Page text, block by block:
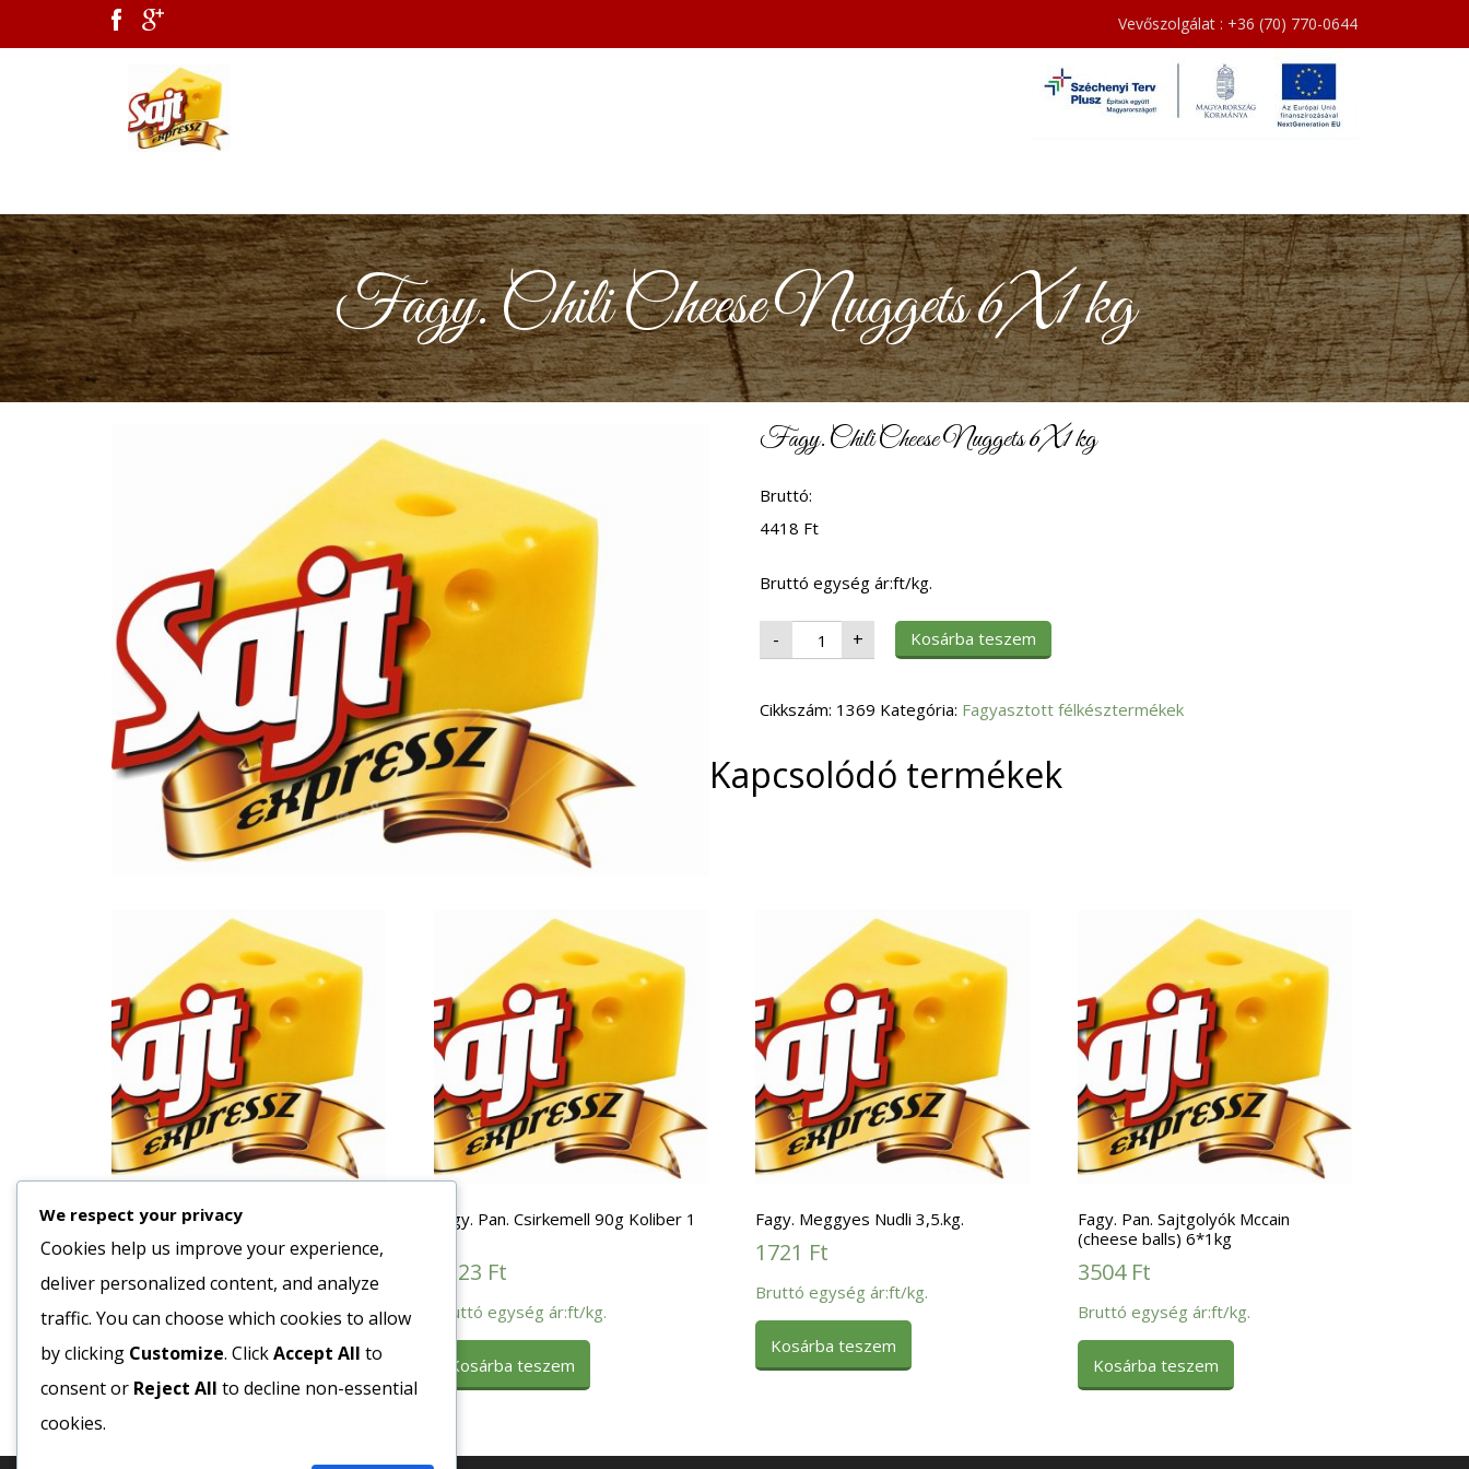
Vevőszolgálat : +36 (70) 770-0644
Fagy. Chili Cheese Nuggets 6X1 kg
Fagy. Chili Cheese Nuggets 6X1 kg
Bruttó:
4418 Ft
Bruttó egység ár:ft/kg.
- Fagy.
Chili
Cheese
kg
+ Kosárba teszem
Cikkszám: 1369 Kategória: Fagyasztott félkésztermékek
Kapcsolódó termékek
Fagy. Pan. Brokkoli 10x450gr.
1507Ft
Bruttó egység ár:ft/db.
Kosárba teszem
Fagy. Pan. Csirkemell 90g Koliber 1
3123 Ft
Bruttó egység ár:ft/kg.
Kosárba teszem
Fagy. Meggyes Nudli 3,5.kg.
1721 Ft
Bruttó egység ár:ft/kg.
Kosárba teszem
Fagy. Pan. Sajtgolyók Mccain
(cheese balls) 6*1kg
3504 Ft
Bruttó egység ár:ft/kg.
Kosárba teszem
We respect your privacy
Cookies help us improve your experience,
deliver personalized content, and analyze
traffic. You can choose which cookies to allow
by clicking Customize. ClickAccept All to
consent or Reject All to decline non-essential
cookies.